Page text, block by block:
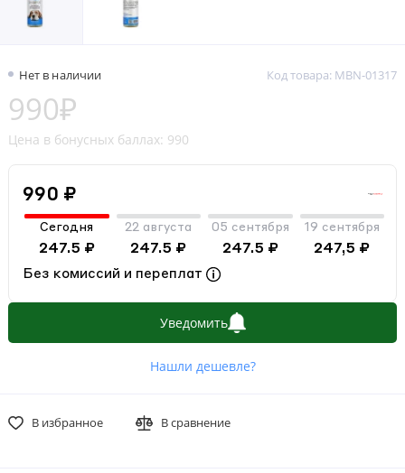
Нет в наличии Код товара: MBN-01317
990₽
Цена в бонусных баллах: 990
990 ₽
Сегодня
247.5 ₽
22 августа
247.5 ₽
05 сентября
247.5 ₽
19 сентября
247,5 ₽
Без комиссий и переплат
Уведомить
Нашли дешевле?
В избранное В сравнение